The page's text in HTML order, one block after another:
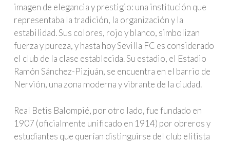
imagen de elegancia y prestigio: una institución que
representaba la tradición, la organización y la
estabilidad. Sus colores, rojo y blanco, simbolizan
fuerza y pureza, y hasta hoy Sevilla FC es considerado
el club de la clase establecida. Su estadio, el Estadio
Ramón Sánchez-Pizjuán, se encuentra en el barrio de
Nervión, una zona moderna y vibrante de la ciudad.
Real Betis Balompié, por otro lado, fue fundado en
1907 (oficialmente unificado en 1914) por obreros y
estudiantes que querían distinguirse del club elitista